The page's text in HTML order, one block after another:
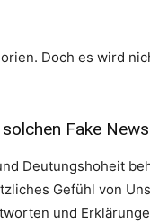
Doch es wird
Fake
Deutungshoheit
Gefühl von
und